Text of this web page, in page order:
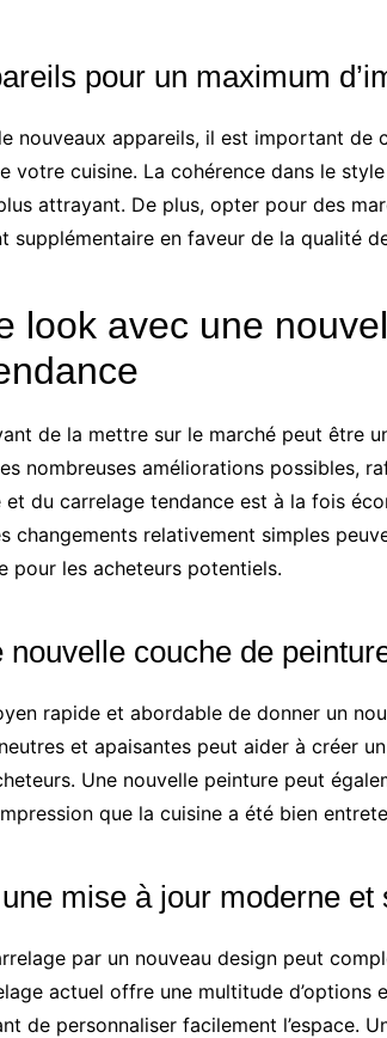
pour un maximum
nouveaux appareils, il est important de
votre cuisine. La cohérence dans le
attrayant. De plus, opter pour des
supplémentaire en faveur de la qualité
look avec une
de la mettre sur le marché peut être
nombreuses améliorations possibles,
et du carrelage tendance est à la fois
changements relativement simples
pour les acheteurs potentiels.
nouvelle couche de
rapide et abordable de donner un
et apaisantes peut aider à créer
Une nouvelle peinture peut
que la cuisine a été bien
mise à jour moderne et
par un nouveau design peut
actuel offre une multitude d’options
de personnaliser facilement l’espace.